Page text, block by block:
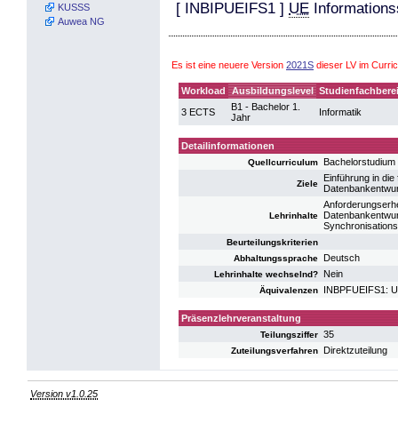
KUSSS
Auwea NG
[ INBIPUEIFS1 ] UE
Es ist eine neuere Version 2021S dieser LV im
Workload Ausbildungslevel
3 ECTS
B1 - Bachelor 1.
Jahr
Informatik
Detailinformationen
Quellcurriculum
Ziele
Einführung in
Lehrinhalte
Beurteilungskriterien
Abhaltungssprache Deutsch
Lehrinhalte wechselnd? Nein
Äquivalenzen INBPFUEIFS1:
Präsenzlehrveranstaltung
Teilungsziffer 35
Zuteilungsverfahren Direktzuteilung
Version v1.0.25